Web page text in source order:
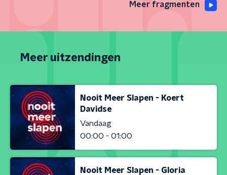
Meer fragmenten
Meer uitzendingen
Nooit Meer Slapen - Koert
Davidse
Vandaag
00:00 - 01:00
Nooit Meer Slapen - Gloria